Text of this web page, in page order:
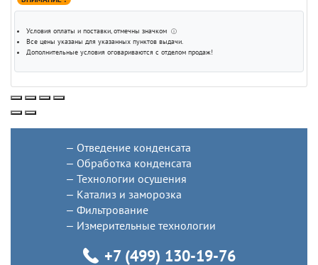
Условия оплаты и поставки, отмечны значком ⓘ
Все цены указаны для указанных пунктов выдачи.
Дополнительные условия оговариваются с отделом продаж!
Отведение конденсата
Обработка конденсата
Технологии осушения
Катализ и заморозка
Фильтрование
Измерительные технологии
+7 (499) 130-19-76